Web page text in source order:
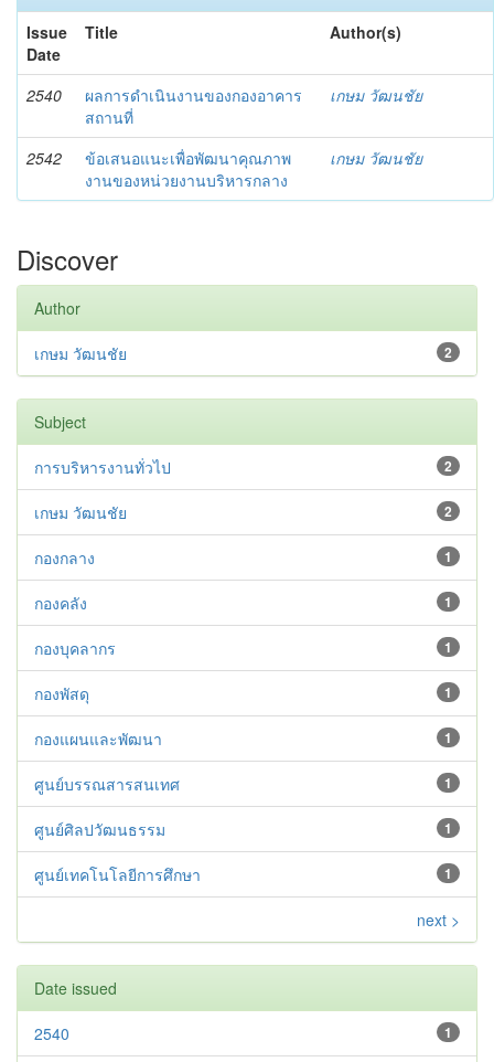
Issue
Date
Title Author(s)
2540
ผลการดำเนินงานของกองอาคาร
สถานที่
เกษม วัฒนชัย
2542
ข้อเสนอแนะเพื่อพัฒนาคุณภาพ
งานของหน่วยงานบริหารกลาง
เกษม วัฒนชัย
Discover
Author
2
เกษม วัฒนชัย
Subject
2
การบริหารงานทั่วไป
2
เกษม วัฒนชัย
1
กองกลาง
1
กองคลัง
1
กองบุคลากร
1
กองพัสดุ
1
กองแผนและพัฒนา
1
ศูนย์บรรณสารสนเทศ
1
ศูนย์ศิลปวัฒนธรรม
1
ศูนย์เทคโนโลยีการศึกษา
next >
Date issued
1
2540